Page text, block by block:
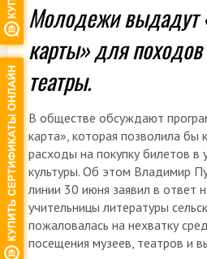
Молодежи выдадут
карты» для
театры.
В обществе обсуждают
карта», которая позволила бы
расходы на покупку билетов в
культуры. Об этом Владимир
линии 30 июня заявил в ответ
учительницы литературы
пожаловалась на нехватку
посещения музеев, театров и